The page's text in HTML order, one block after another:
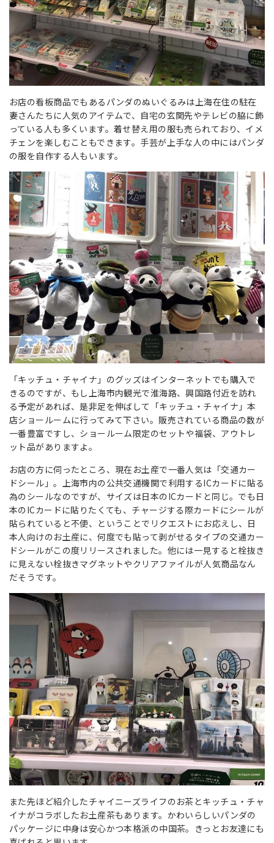
お店の看板商品でもあるパンダのぬいぐるみは上海在住の駐在
妻さんたちに人気のアイテムで、自宅の玄関先やテレビの脇に飾
っている人も多くいます。着せ替え用の服も売られており、イメ
チェンを楽しむこともできます。手芸が上手な人の中にはパンダ
の服を自作する人もいます。
「キッチュ・チャイナ」のグッズはインターネットでも購入で
きるのですが、もし上海市内観光で淮海路、興国路付近を訪れ
る予定があれば、是非足を伸ばして「キッチュ・チャイナ」本
店ショールームに行ってみて下さい。販売されている商品の数が
一番豊富ですし、ショールーム限定のセットや福袋、アウトレ
ット品がありますよ。
お店の方に伺ったところ、現在お土産で一番人気は「交通カー
ドシール」。上海市内の公共交通機関で利用するICカードに貼る
為のシールなのですが、サイズは日本のICカードと同じ。でも日
本のICカードに貼りたくても、チャージする際カードにシールが
貼られていると不便、ということでリクエストにお応えし、日
本人向けのお土産に、何度でも貼って剥がせるタイプの交通カー
ドシールがこの度リリースされました。他には一見すると栓抜き
に見えない栓抜きマグネットやクリアファイルが人気商品なん
だそうです。
また先ほど紹介したチャイニーズライフのお茶とキッチュ・チャ
イナがコラボしたお土産茶もあります。かわいらしいパンダの
パッケージに中身は安心かつ本格派の中国茶。きっとお友達にも